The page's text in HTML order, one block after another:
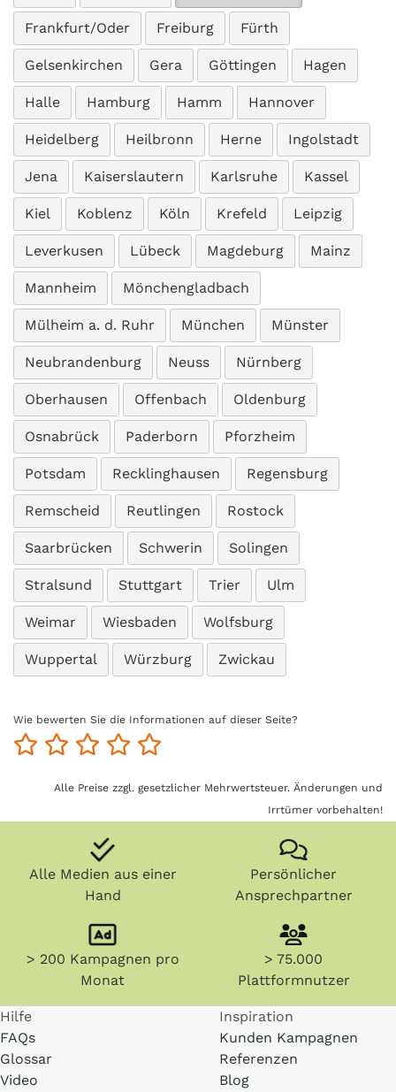
Frankfurt/Oder Freiburg Fürth
Gelsenkirchen Gera Göttingen Hagen
Halle Hamburg Hamm Hannover
Heidelberg Heilbronn Herne Ingolstadt
Jena Kaiserslautern Karlsruhe Kassel
Kiel Koblenz Köln Krefeld Leipzig
Leverkusen Lübeck Magdeburg Mainz
Mannheim Mönchengladbach
Mülheim a. d. Ruhr München Münster
Neubrandenburg Neuss Nürnberg
Oberhausen Offenbach Oldenburg
Osnabrück Paderborn Pforzheim
Potsdam Recklinghausen Regensburg
Remscheid Reutlingen Rostock
Saarbrücken Schwerin Solingen
Stralsund Stuttgart Trier Ulm
Weimar Wiesbaden Wolfsburg
Wuppertal Würzburg Zwickau
Wie bewerten Sie die Informationen auf dieser Seite?
Alle Preise zzgl. gesetzlicher Mehrwertsteuer. Änderungen und
Irrtümer vorbehalten!
Alle Medien aus einer
Hand
Persönlicher
Ansprechpartner
> 200 Kampagnen pro
Monat
> 75.000
Plattformnutzer
Hilfe
FAQs
Glossar
Video
Inspiration
Kunden Kampagnen
Referenzen
Blog